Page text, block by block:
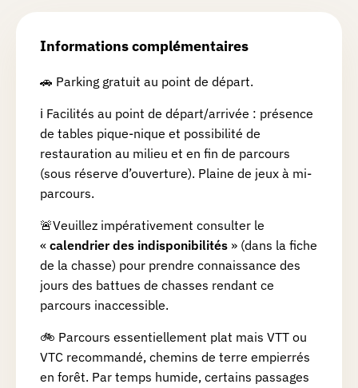
Informations complémentaires
🚗 Parking gratuit au point de départ.
ℹ️ Facilités au point de départ/arrivée : présence
de tables pique-nique et possibilité de
restauration au milieu et en fin de parcours
(sous réserve d’ouverture). Plaine de jeux à mi-
parcours.
🚨Veuillez impérativement consulter le
« calendrier des indisponibilités » (dans la fiche
de la chasse) pour prendre connaissance des
jours des battues de chasses rendant ce
parcours inaccessible.
🚲 Parcours essentiellement plat mais VTT ou
VTC recommandé, chemins de terre empierrés
en forêt. Par temps humide, certains passages